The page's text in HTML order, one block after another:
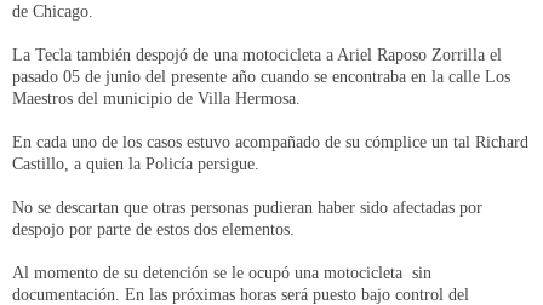
de Chicago.
La Tecla también despojó de una motocicleta a Ariel Raposo Zorrilla el
pasado 05 de junio del presente año cuando se encontraba en la calle Los
Maestros del municipio de Villa Hermosa.
En cada uno de los casos estuvo acompañado de su cómplice un tal Richard
Castillo, a quien la Policía persigue.
No se descartan que otras personas pudieran haber sido afectadas por
despojo por parte de estos dos elementos.
Al momento de su detención se le ocupó una motocicleta sin
documentación. En las próximas horas será puesto bajo control del